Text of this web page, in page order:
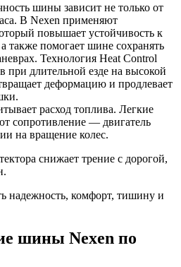
шины зависит не только от
В Nexen применяют
повышает устойчивость к
также помогает шине сохранять
Технология Heat Control
при длительной езде на высокой
деформацию и продлевает
расход топлива. Легкие
сопротивление — двигатель
на вращение колес.
снижает трение с дорогой,
надежность, комфорт, тишину и
шины Nexen по